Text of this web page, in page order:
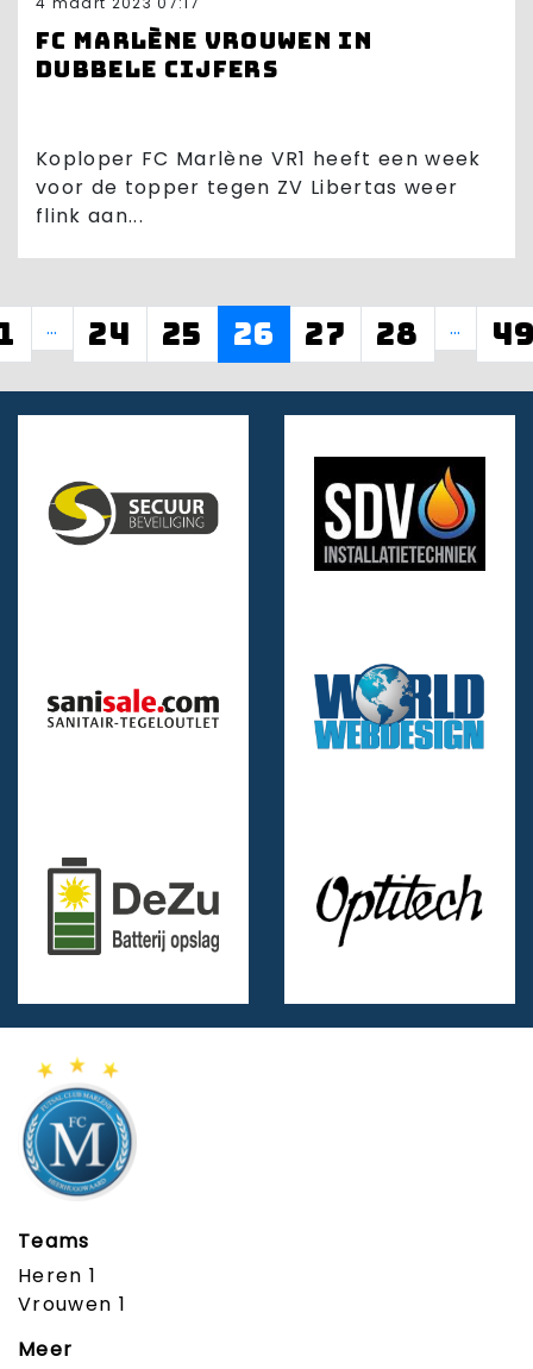
FC Marlène vrouwen in
dubbele cijfers
Koploper FC Marlène VR1 heeft een week
voor de topper tegen ZV Libertas weer
flink aan...
… 24 25 26 27 28 …
Teams
Heren 1
Vrouwen 1
Meer